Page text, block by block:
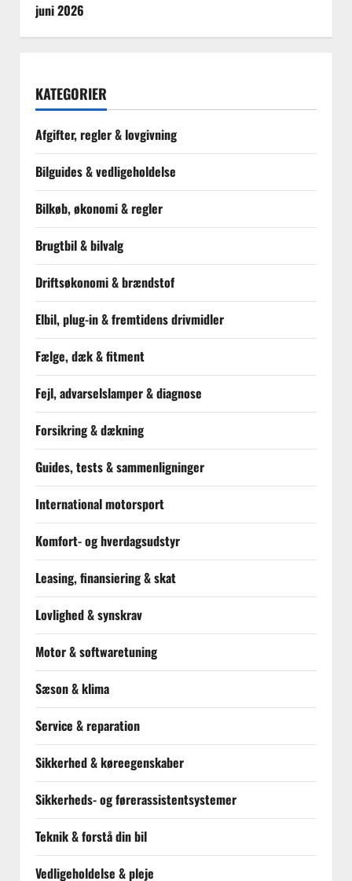
juni 2026
KATEGORIER
Afgifter, regler & lovgivning
Bilguides & vedligeholdelse
Bilkøb, økonomi & regler
Brugtbil & bilvalg
Driftsøkonomi & brændstof
Elbil, plug-in & fremtidens drivmidler
Fælge, dæk & fitment
Fejl, advarselslamper & diagnose
Forsikring & dækning
Guides, tests & sammenligninger
International motorsport
Komfort- og hverdagsudstyr
Leasing, finansiering & skat
Lovlighed & synskrav
Motor & softwaretuning
Sæson & klima
Service & reparation
Sikkerhed & køreegenskaber
Sikkerheds- og førerassistentsystemer
Teknik & forstå din bil
Vedligeholdelse & pleje